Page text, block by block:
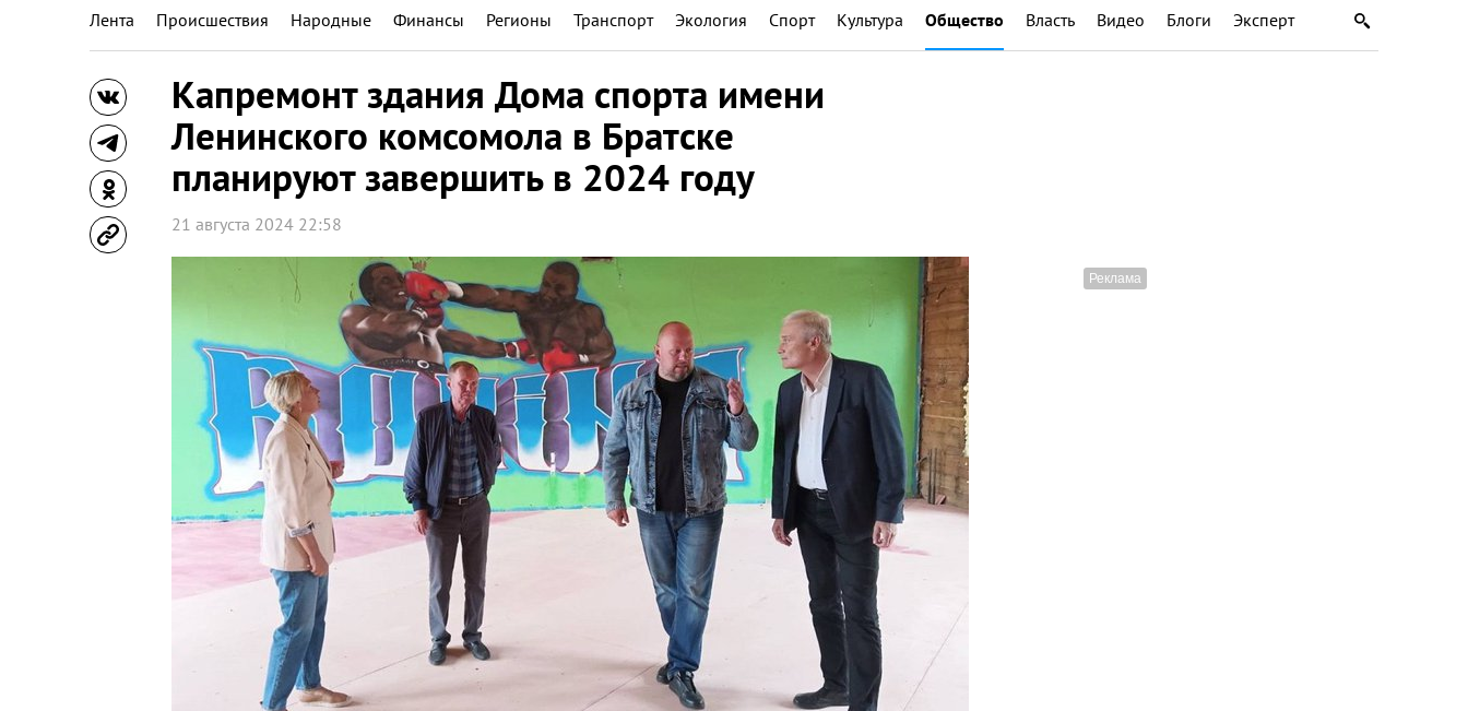
Лента Происшествия Народные Финансы Регионы Транспорт Экология Спорт Культура Общество Власть Видео Блоги Эксперт
Капремонт здания Дома спорта имени
Ленинского комсомола в Братске
планируют завершить в 2024 году
21 августа 2024 22:58